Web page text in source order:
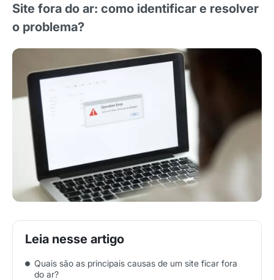
ESTUDOS
LOCAWEB.COM.BR
Site fora do ar: como identificar e resolver
o problema?
Quais são as principais causas de um site ficar fora
do ar?